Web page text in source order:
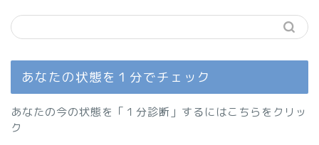
あなたの状態を１分でチェック
あなたの今の状態を「１分診断」するにはこちらをクリッ
ク